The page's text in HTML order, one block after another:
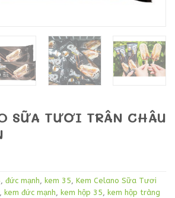
SỮA TƯƠI TRÂN CHÂU
, đức mạnh, kem 35, Kem Celano Sữa Tươi
, kem đức mạnh, kem hộp 35, kem hộp tràng